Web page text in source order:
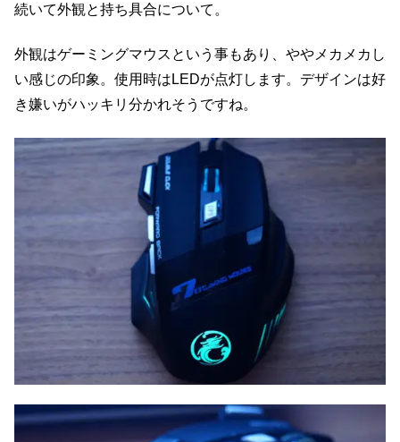
続いて外観と持ち具合について。
外観はゲーミングマウスという事もあり、ややメカメカし
い感じの印象。使用時はLEDが点灯します。デザインは好
き嫌いがハッキリ分かれそうですね。